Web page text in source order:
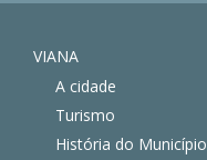
VIANA
A cidade
Turismo
História do Município